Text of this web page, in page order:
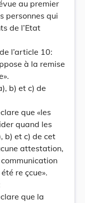
au premier
personnes qui
de l’Etat
l’article 10:
à la remise
b) et c) de
que «les
quand les
b) et c) de cet
attestation,
re çcue».
que la